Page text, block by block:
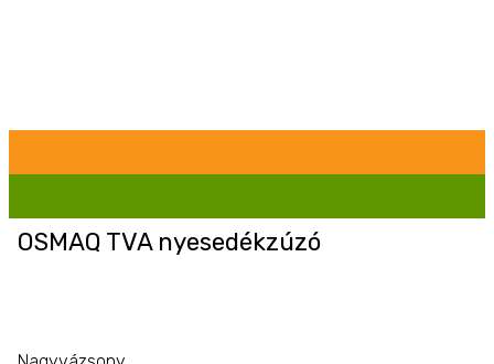
OSMAQ TVA nyesedékzúzó